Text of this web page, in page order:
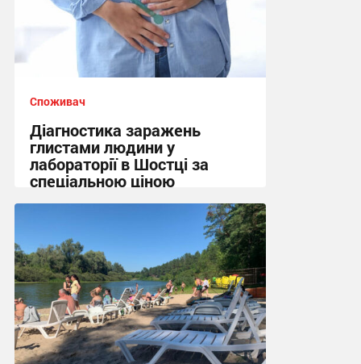
Споживач
Діагностика заражень
глистами людини у
лабораторії в Шостці за
спеціальною ціною